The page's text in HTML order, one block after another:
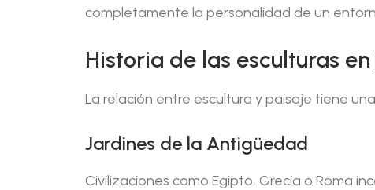
completamente la personalidad de un
Historia de las esculturas
La relación entre escultura y paisaje tiene
Jardines de la Antigüedad
Civilizaciones como Egipto, Grecia o Roma